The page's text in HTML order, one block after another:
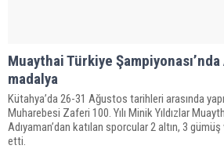
Muaythai Türkiye Şampiyonası’nda
madalya
Kütahya’da 26-31 Ağustos tarihleri arasında
Muharebesi Zaferi 100. Yılı Minik Yıldızlar
Adıyaman’dan katılan sporcular 2 altın, 3
etti.